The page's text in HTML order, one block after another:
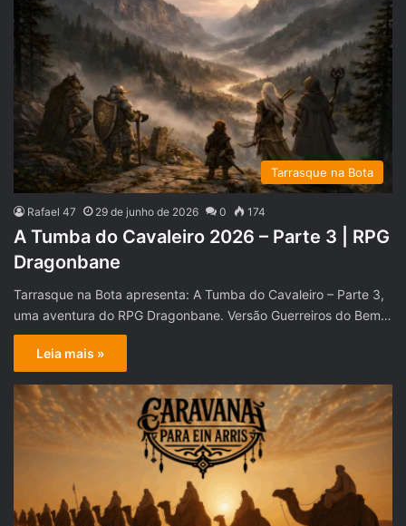
Tarrasque na Bota
Rafael 47 29 de junho de 2026 0 174
A Tumba do Cavaleiro 2026 – Parte 3 | RPG
Dragonbane
Tarrasque na Bota apresenta: A Tumba do Cavaleiro – Parte 3,
uma aventura do RPG Dragonbane. Versão Guerreiros do Bem…
Leia mais »